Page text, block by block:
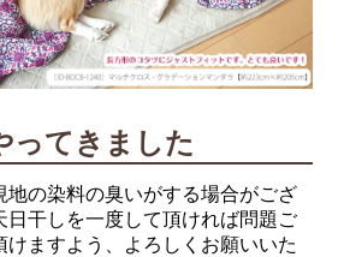
ってきました
の染料の臭いがする場合がござ
日干しを一度して頂ければ問題ご
けますよう、よろしくお願いいた